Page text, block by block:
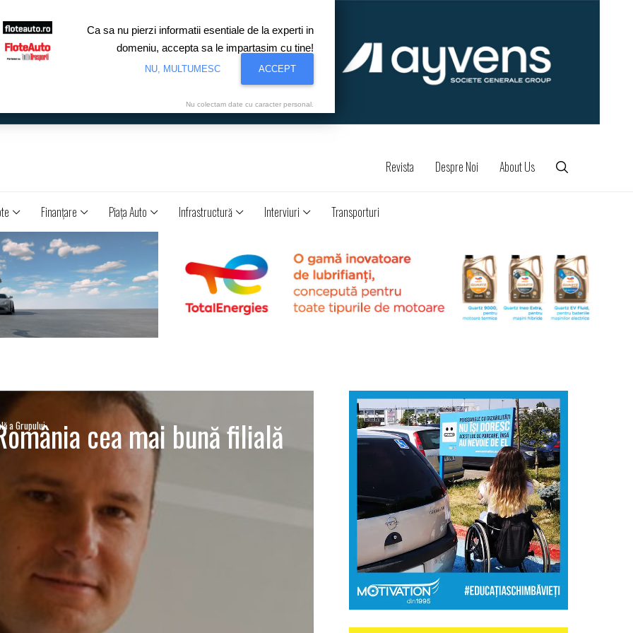
Revista Despre Noi About Us
Finanţare Piaţa Auto Infrastructură Interviuri Transporturi
a Grupului
cea mai bună filială
Ca sa nu pierzi informatii esentiale de la experti in
domeniu, accepta sa le impartasim cu tine!
NU, MULTUMESC ACCEPT
Nu colectam date cu caracter personal.